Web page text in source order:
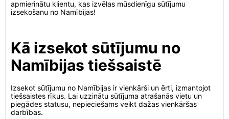
apmierinātu klientu, kas izvēlas mūsdienīgu sūtījumu
izsekošanu no Namībijas!
Kā izsekot sūtījumu no
Namībijas tiešsaistē
Izsekot sūtījumu no Namībijas ir vienkārši un ērti, izmantojot
tiešsaistes rīkus. Lai uzzinātu sūtījuma atrašanās vietu un
piegādes statusu, nepieciešams veikt dažas vienkāršas
darbības.